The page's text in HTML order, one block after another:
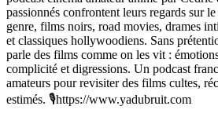
passionnés confrontent leurs regards sur
genre, films noirs, road movies, drames
et classiques hollywoodiens. Sans
parle des films comme on les vit :
complicité et digressions. Un podcast
amateurs pour revisiter des films cultes,
estimés. 🎙️https://www.yadubruit.com